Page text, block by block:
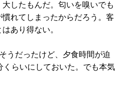
したもんだ。匂いを嗅いでも
れてしまったからだろう。客
あり得ない。
うだったけど、夕食時間が迫
くらいにしておいた。でも本気